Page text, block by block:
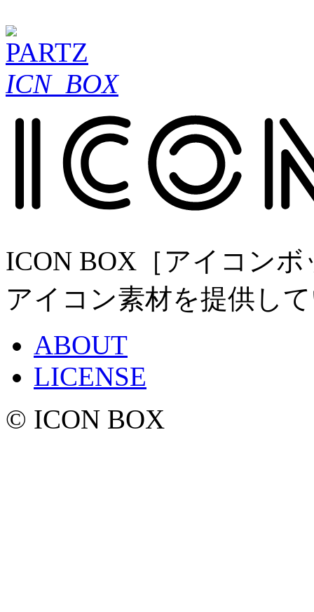
ICN_BOX
ICON BOX［アイコン
アイコン素材を提供し
ABOUT
LICENSE
© ICON BOX